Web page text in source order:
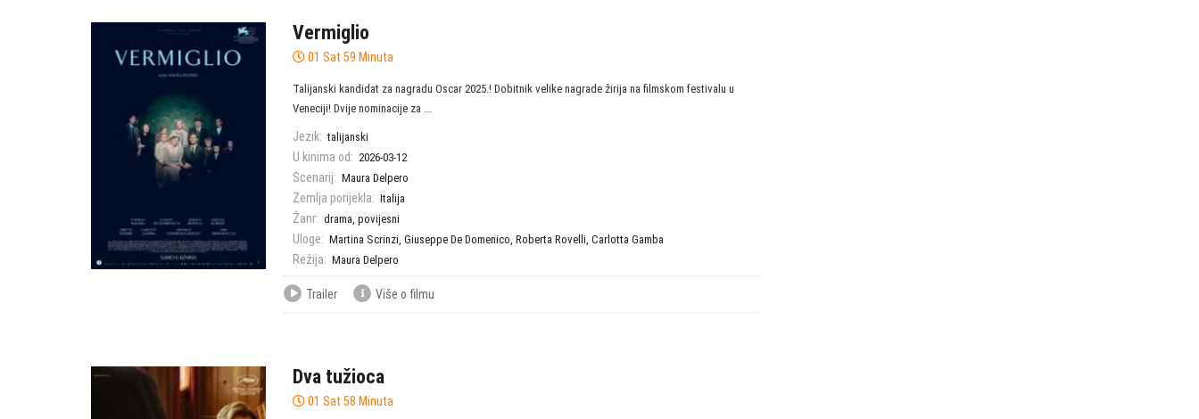
Vermiglio
01 Sat 59 Minuta
Talijanski kandidat za nagradu Oscar 2025.! Dobitnik velike nagrade žirija na filmskom festivalu u
Veneciji! Dvije nominacije za ...
Jezik: talijanski
U kinima od: 2026-03-12
Scenarij: Maura Delpero
Zemlja porijekla: Italija
Žanr: drama, povijesni
Uloge: Martina Scrinzi, Giuseppe De Domenico, Roberta Rovelli, Carlotta Gamba
Režija: Maura Delpero
Trailer Više o filmu
Dva tužioca
01 Sat 58 Minuta